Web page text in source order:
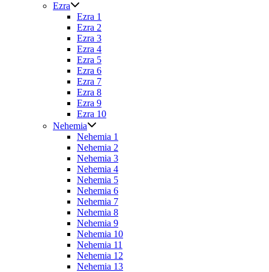
Ezra
Ezra 1
Ezra 2
Ezra 3
Ezra 4
Ezra 5
Ezra 6
Ezra 7
Ezra 8
Ezra 9
Ezra 10
Nehemia
Nehemia 1
Nehemia 2
Nehemia 3
Nehemia 4
Nehemia 5
Nehemia 6
Nehemia 7
Nehemia 8
Nehemia 9
Nehemia 10
Nehemia 11
Nehemia 12
Nehemia 13